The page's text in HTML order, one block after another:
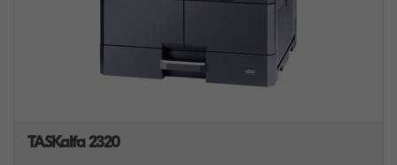
TASKalfa 2320